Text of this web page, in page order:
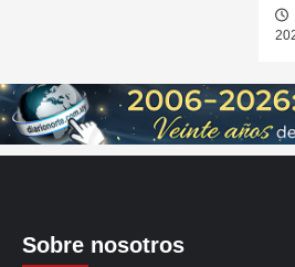
Sobre nosotros